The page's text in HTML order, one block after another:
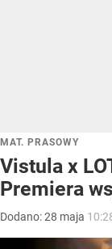
MAT. PRASOWY
Vistula x
Premiera
Dodano:28 maja